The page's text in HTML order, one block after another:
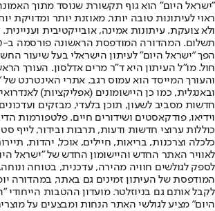
"ישראל היום" הוא גוף תקשורת שנוסד מתוך
ראוי לעיתונות טובה יותר, מאוזנת יותר ומדויקת
ולא צועקת. עיתונות אמינה, אובייקטיבית
הפך "ישראל היום" לעיתון הישראלי בעל שיעור
חול. מו"ל העיתון היא ד"ר מרים אדלסון. העורך
והעורך המייסד הוא עמוס רגב. אתרי האינטרנט
חדשות מסביב לשעון, תוכן בלעדי, מבזקים
וידיאו, פודקאסטים ושידורים חיים. פלטפורמות
כוללות ערוצי חדשות ודעות, תרבות ובידור, לייף
לאוויר האתר החדש והיישומון החדש של "ישראל
לספק לגולשים חוויה מהירה, עדכנית, בטוחה
המודפסת של העיתון זמינים גם באתר, במהדורה
לקבל אותם גם בניוזלטר. מועדון ההטבות הייחודי
היום" מציע לגולשי האתר הנחות ומבצעים על